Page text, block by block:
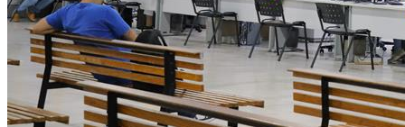
Premier League
La Liga
Bundesliga
Mundial 2026
Times - Ir direto